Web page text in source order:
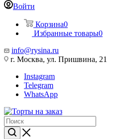
Войти
Корзина0
Избранные товары0
info@rysina.ru
г. Москва, ул. Пришвина, 21
Instagram
Telegram
WhatsApp